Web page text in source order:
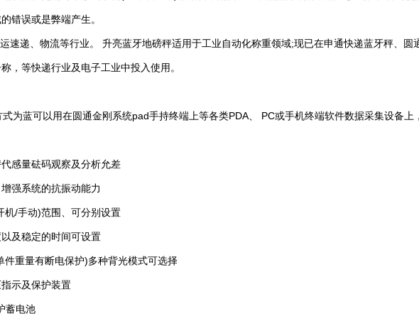
错误或是弊端产生。
速递、物流等行业。 升亮蓝牙地磅秤适用于工业自动化称重领域;现已在申通快递蓝牙秤、圆
，等快递行业及电子工业中投入使用。
为蓝可以用在圆通金刚系统pad手持终端上等各类PDA、 PC或手机终端软件数据采集设备上
感量砝码观察及分析允差
强系统的抗振动能力
机/手动)范围、可分别设置
及稳定的时间可设置
件重量有断电保护)多种背光模式可选择
示及保护装置
蓄电池